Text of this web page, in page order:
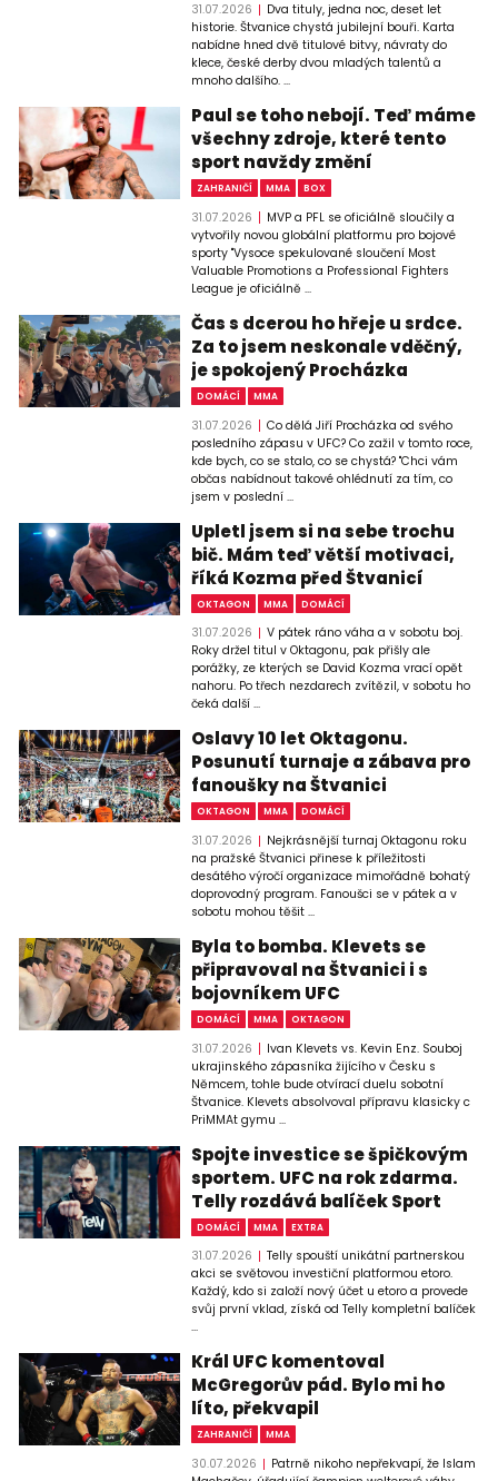
31.07.2026
Dva tituly, jedna noc, deset let
historie. Štvanice chystá jubilejní bouři. Karta
nabídne hned dvě titulové bitvy, návraty do
klece, české derby dvou mladých talentů a
mnoho dalšího. ...
Paul se toho nebojí. Teď máme
všechny zdroje, které tento
sport navždy změní
ZAHRANIČÍ MMA BOX
31.07.2026
MVP a PFL se oficiálně sloučily a
vytvořily novou globální platformu pro bojové
sporty "Vysoce spekulované sloučení Most
Valuable Promotions a Professional Fighters
League je oficiálně ...
Čas s dcerou ho hřeje u srdce.
Za to jsem neskonale vděčný,
je spokojený Procházka
DOMÁCÍ MMA
31.07.2026
Co dělá Jiří Procházka od svého
posledního zápasu v UFC? Co zažil v tomto roce,
kde bych, co se stalo, co se chystá? "Chci vám
občas nabídnout takové ohlédnutí za tím, co
jsem v poslední ...
Upletl jsem si na sebe trochu
bič. Mám teď větší motivaci,
říká Kozma před Štvanicí
OKTAGON MMA DOMÁCÍ
31.07.2026
V pátek ráno váha a v sobotu boj.
Roky držel titul v Oktagonu, pak přišly ale
porážky, ze kterých se David Kozma vrací opět
nahoru. Po třech nezdarech zvítězil, v sobotu ho
čeká další ...
Oslavy 10 let Oktagonu.
Posunutí turnaje a zábava pro
fanoušky na Štvanici
OKTAGON MMA DOMÁCÍ
31.07.2026
Nejkrásnější turnaj Oktagonu roku
na pražské Štvanici přinese k příležitosti
desátého výročí organizace mimořádně bohatý
doprovodný program. Fanoušci se v pátek a v
sobotu mohou těšit ...
Byla to bomba. Klevets se
připravoval na Štvanici i s
bojovníkem UFC
DOMÁCÍ MMA OKTAGON
31.07.2026
Ivan Klevets vs. Kevin Enz. Souboj
ukrajinského zápasníka žijícího v Česku s
Němcem, tohle bude otvírací duelu sobotní
Štvanice. Klevets absolvoval přípravu klasicky c
PriMMAt gymu ...
Spojte investice se špičkovým
sportem. UFC na rok zdarma.
Telly rozdává balíček Sport
DOMÁCÍ MMA EXTRA
31.07.2026
Telly spouští unikátní partnerskou
akci se světovou investiční platformou etoro.
Každý, kdo si založí nový účet u etoro a provede
svůj první vklad, získá od Telly kompletní balíček
...
Král UFC komentoval
McGregorův pád. Bylo mi ho
líto, překvapil
ZAHRANIČÍ MMA
30.07.2026
Patrně nikoho nepřekvapí, že Islam